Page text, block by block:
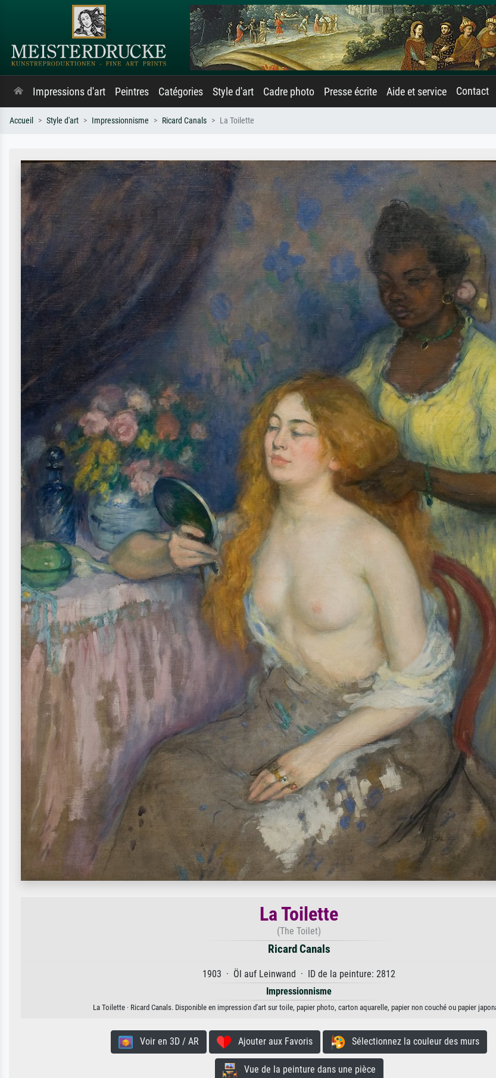
Impressions d'art Peintres Catégories Style d'art Cadre photo Presse écrite Aide et service Contact
Accueil Style d'art Impressionnisme Ricard Canals La Toilette
La Toilette
(The Toilet)
Ricard Canals
1903 · Öl auf Leinwand · ID de la peinture: 2812
Impressionnisme
La Toilette · Ricard Canals. Disponible en impression d'art sur toile, papier photo, carton aquarelle, papier non couché ou papier
Voir en 3D / AR Ajouter aux Favoris Sélectionnez la couleur des murs
Vue de la peinture dans une pièce